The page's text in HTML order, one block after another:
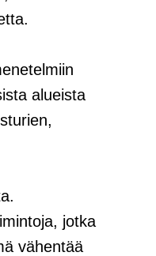
alueista
jotka
vähentää